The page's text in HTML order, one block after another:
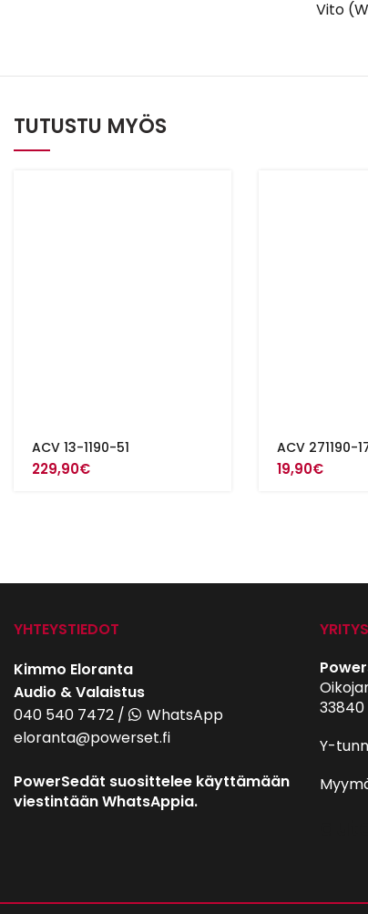
Vito
TUTUSTU MYÖS
ACV 13-1190-51
229,90€
ACV 271190-
19,90€
YHTEYSTIEDOT
Kimmo Eloranta
Audio & Valaistus
040 540 7472 /
WhatsApp
eloranta@powerset.fi
PowerSedät suosittelee käyttämään
viestintään WhatsAppia.
YRITYS
33840
Y-